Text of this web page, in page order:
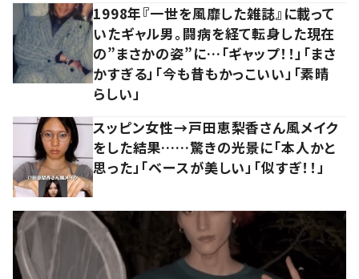
1998年『一世を風靡した雑誌』に載って
いたギャル男。闘病を経て転身した現在
の”まさかの姿”に…「ギャップ！！」「まさ
かすぎる」「今も昔もかっこいい」「素晴
らしい」
スッピン女性→戸田恵梨香さん風メイク
をした結果……驚きの光景に「本人かと
思った」「ベースが美しい」「似すぎ！！」